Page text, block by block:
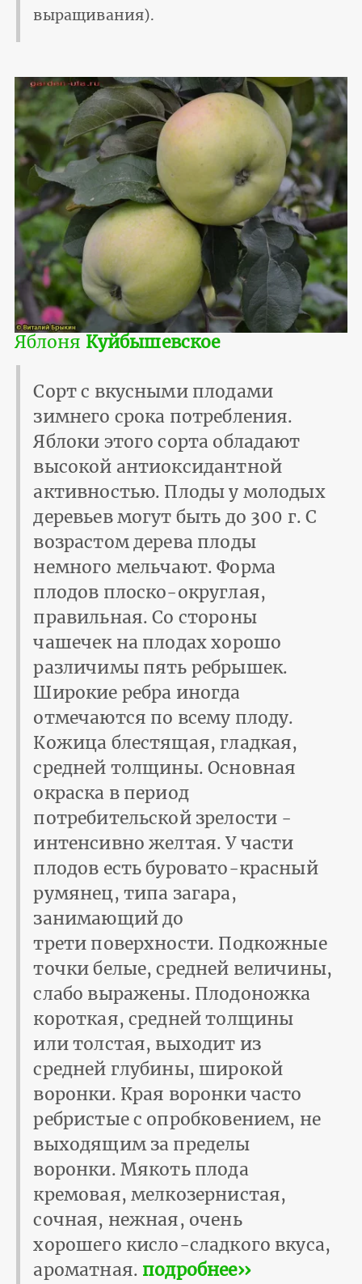
выращивания).
Яблоня Куйбышевское
Сорт с вкусными плодами
зимнего срока потребления.
Яблоки этого сорта обладают
высокой антиоксидантной
активностью. Плоды у молодых
деревьев могут быть до 300 г. С
возрастом дерева плоды
немного мельчают. Форма
плодов плоско-округлая,
правильная. Со стороны
чашечек на плодах хорошо
различимы пять ребрышек.
Широкие ребра иногда
отмечаются по всему плоду.
Кожица блестящая, гладкая,
средней толщины. Основная
окраска в период
потребительской зрелости -
интенсивно желтая. У части
плодов есть буровато-красный
румянец, типа загара,
занимающий до
трети поверхности. Подкожные
точки белые, средней величины,
слабо выражены. Плодоножка
короткая, средней толщины
или толстая, выходит из
средней глубины, широкой
воронки. Края воронки часто
ребристые с опробковением, не
выходящим за пределы
воронки. Мякоть плода
кремовая, мелкозернистая,
сочная, нежная, очень
хорошего кисло-сладкого вкуса,
ароматная. подробнее››